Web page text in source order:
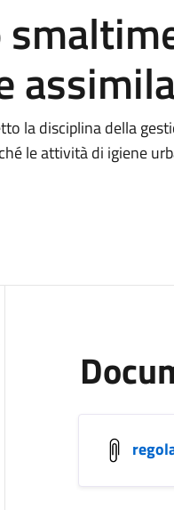
la disciplina della
le attività di igiene